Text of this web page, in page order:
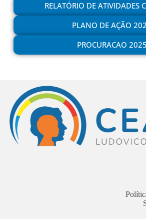
RELATÓRIO DE ATIVIDADES
PLANO DE AÇÃO
PROCURACAO 2025